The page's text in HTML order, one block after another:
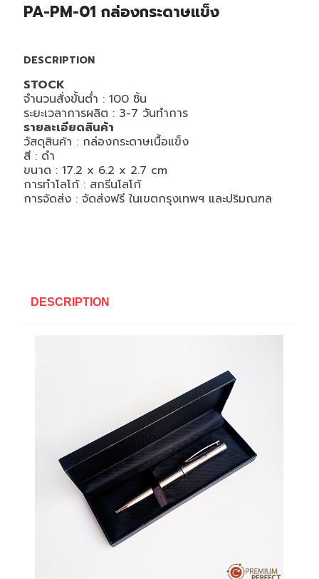
PA-PM-01 กล่องกระดาษแข็ง
DESCRIPTION
STOCK
จำนวนสั่งขั้นต่ำ : 100 ชิ้น
ระยะเวลาการผลิต : 3-7 วันทำการ
รายละเอียดสินค้า
วัสดุสินค้า : กล่องกระดาษเนื้อแข็ง
สี : ดำ
ขนาด : 17.2 x 6.2 x 2.7 cm
การทำโลโก้ : สกรีนโลโก้
การจัดส่ง : จัดส่งฟรี ในเขตกรุงเทพฯ และปริมณฑล
DESCRIPTION